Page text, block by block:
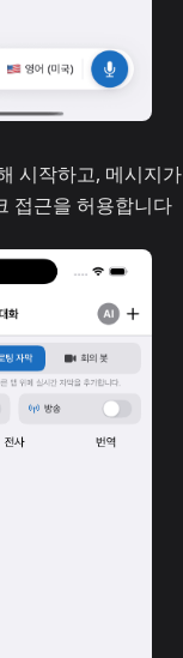
시작하고, 메시지가
접근을 허용합니다